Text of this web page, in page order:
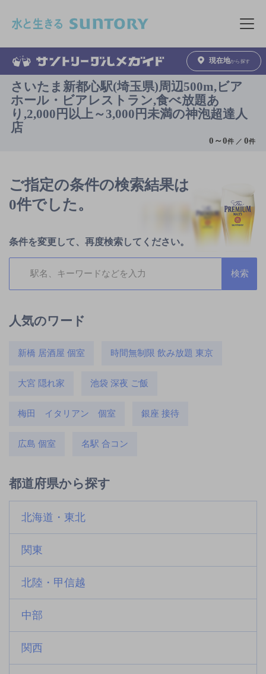
メニュ
現在地から探す
さいたま新都心駅(埼玉県)周辺500m,ビア
ホール・ビアレストラン,食べ放題あ
り,2,000円以上～3,000円未満の神泡超達人
店
0 ～0件 ／0件
ご指定の条件の検索結果は
0件でした。
条件を変更して、再度検索してください。
人気のワード
新橋 居酒屋 個室 時間無制限 飲み放題 東京
大宮 隠れ家 池袋 深夜 ご飯
梅田 イタリアン 個室 銀座 接待
広島 個室 名駅 合コン
都道府県から探す
北海道・東北
関東
北陸・甲信越
中部
関西